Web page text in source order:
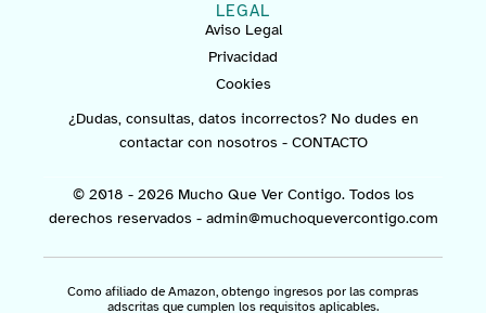
LEGAL
Aviso Legal
Privacidad
Cookies
¿Dudas, consultas, datos incorrectos? No dudes en
contactar con nosotros - CONTACTO
© 2018 - 2026 Mucho Que Ver Contigo. Todos los
derechos reservados - admin@muchoquevercontigo.com
Como afiliado de Amazon, obtengo ingresos por las compras
adscritas que cumplen los requisitos aplicables.